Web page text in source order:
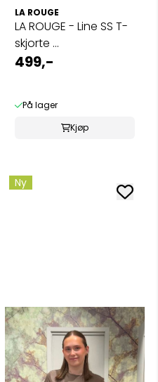
LA ROUGE
LA ROUGE - Line SS T-
skjorte ...
499,-
På lager
Kjøp
Ny